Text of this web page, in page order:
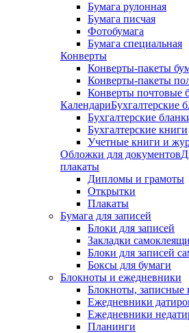
Бумага рулонная
Бумага писчая
Фотобумага
Бумага специальная
Конверты
Конверты-пакеты
Конверты-пакеты
Конверты почтовые
КалендариБухгалтерские
Бухгалтерские
Бухгалтерские книги
Учетные книги и
Обложки для документов
плакаты
Дипломы и грамоты
Открытки
Плакаты
Бумага для записей
Блоки для записей
Закладки
Блоки для записей
Боксы для бумаги
Блокноты и ежедневники
Блокноты, записные
Ежедневники
Ежедневники
Планинги